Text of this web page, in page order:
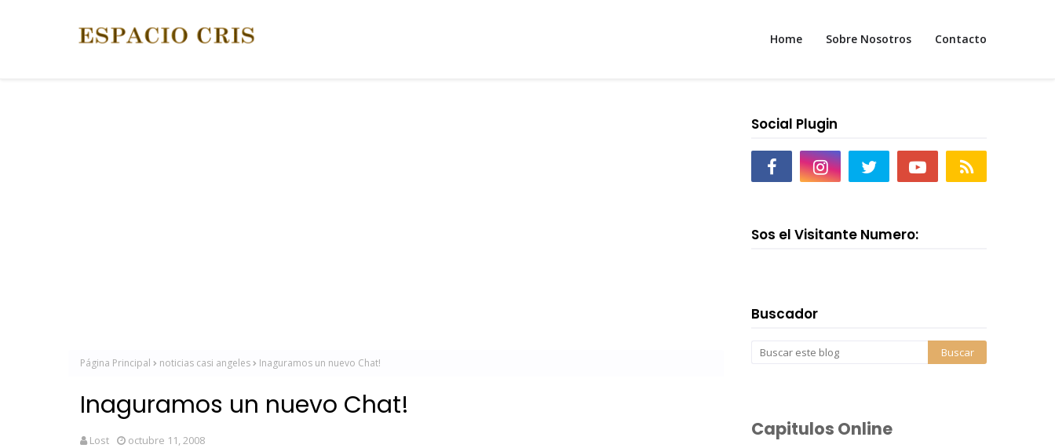
Home Sobre Nosotros Contacto
Página Principal noticias casi angeles Inaguramos un nuevo Chat!
Inaguramos un nuevo Chat!
Lost octubre 11, 2008
Social Plugin
Sos el Visitante Numero:
Buscador
Capitulos Online